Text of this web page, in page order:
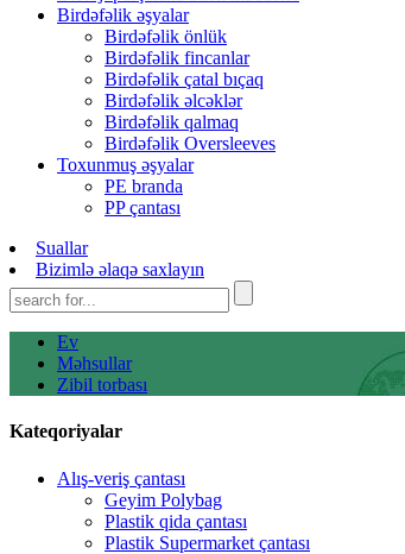
Birdəfəlik əşyalar
Birdəfəlik önlük
Birdəfəlik fincanlar
Birdəfəlik çatal bıçaq
Birdəfəlik əlcəklər
Birdəfəlik qalmaq
Birdəfəlik Oversleeves
Toxunmuş əşyalar
PE branda
PP çantası
Suallar
Bizimlə əlaqə saxlayın
Ev
Məhsullar
Zibil torbası
Kateqoriyalar
Alış-veriş çantası
Geyim Polybag
Plastik qida çantası
Plastik Supermarket çantası